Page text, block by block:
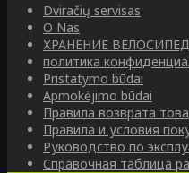
Dviračių servisas
O Nas
ХРАНЕНИЕ
политика
Pristatymo būdai
Apmokėjimo būdai
Правила возврата
Правила и условия
Руководство по
Справочная таблица